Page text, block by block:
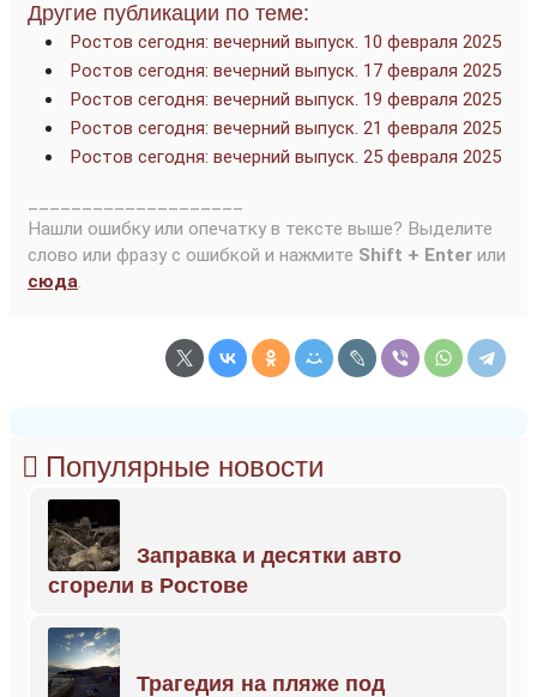
Другие публикации по теме:
Ростов сегодня: вечерний выпуск. 10 февраля 2025
Ростов сегодня: вечерний выпуск. 17 февраля 2025
Ростов сегодня: вечерний выпуск. 19 февраля 2025
Ростов сегодня: вечерний выпуск. 21 февраля 2025
Ростов сегодня: вечерний выпуск. 25 февраля 2025
Нашли ошибку или опечатку в тексте выше? Выделите
слово или фразу с ошибкой и нажмите Shift + Enter или
сюда.
Популярные новости
Заправка и десятки авто
сгорели в Ростове
Трагедия на пляже под